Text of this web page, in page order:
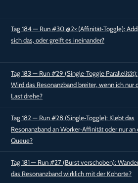
Tag 184 — Run #30 @2× (Affinität‑Toggle):
sich das, oder greift es ineinander?
Tag 183 — Run #29 (Single‑Toggle Parallelität):
Wird das Resonanzband breiter, wenn ich nur
Last drehe?
Tag 182 — Run #28 (Single‑Toggle): Klebt das
Resonanzband an Worker‑Affinität oder nur an
Queue?
Tag 181 — Run #27 (Burst verschoben):
das Resonanzband wirklich mit der Kohorte?